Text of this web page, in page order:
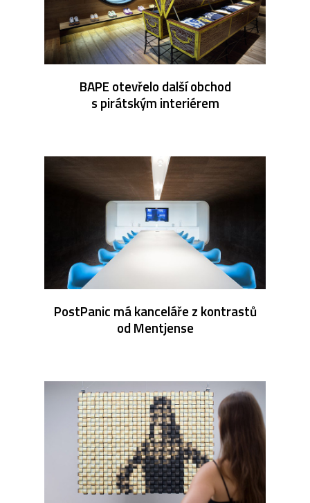
BAPE otevřelo další obchod
s pirátským interiérem
PostPanic má kanceláře z kontrastů
od Mentjense